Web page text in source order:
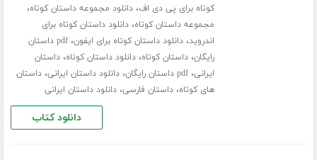
کوتاه برای پی دی اف،دانلود مجموعه داستان کوتاه،
مجموعه داستان کوتاه،دانلود داستان کوتاه برای
اندروید،دانلود داستان کوتاه برای ایفون،
pdf داستان
رایگان،داستان کوتاه،دانلود داستان کوتاه،داستان
ایرانی،pdf داستان رایگان ،دانلود داستان ایرانی،داستان
های کوتاه،داستان فارسی،دانلود داستان ایرانی
دانلود کتاب